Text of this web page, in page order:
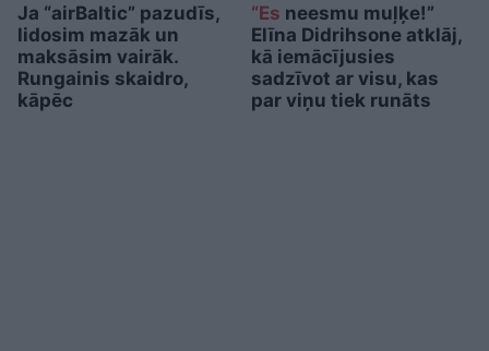
Ja “airBaltic” pazudīs,
lidosim mazāk un
maksāsim vairāk.
Rungainis skaidro,
kāpēc
“Es neesmu muļķe!”
Elīna Didrihsone atklāj,
kā iemācījusies
sadzīvot ar visu, kas
par viņu tiek runāts